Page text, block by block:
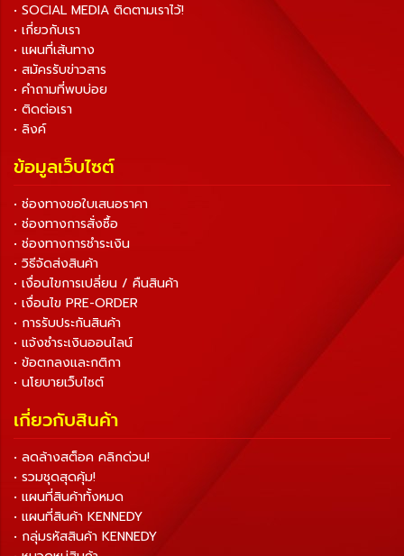
• SOCIAL MEDIA ติดตามเราไว้!
• เกี่ยวกับเรา
• แผนที่เส้นทาง
• สมัครรับข่าวสาร
• คำถามที่พบบ่อย
• ติดต่อเรา
• ลิงค์
ข้อมูลเว็บไซต์
• ช่องทางขอใบเสนอราคา
• ช่องทางการสั่งซื้อ
• ช่องทางการชำระเงิน
• วิธีจัดส่งสินค้า
• เงื่อนไขการเปลี่ยน / คืนสินค้า
• เงื่อนไข PRE-ORDER
• การรับประกันสินค้า
• แจ้งชำระเงินออนไลน์
• ข้อตกลงและกติกา
• นโยบายเว็บไซต์
เกี่ยวกับสินค้า
• ลดล้างสต็อค คลิกด่วน!
• รวมชุดสุดคุ้ม!
• แผนที่สินค้าทั้งหมด
• แผนที่สินค้า KENNEDY
• กลุ่มรหัสสินค้า KENNEDY